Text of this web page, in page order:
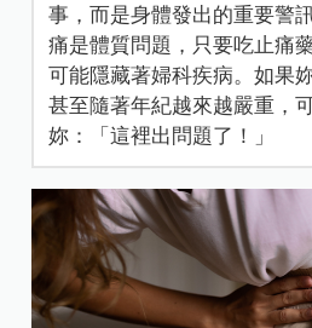
事，而是身體發出的重要警
痛是體質問題，只要吃止痛
可能隱藏著婦科疾病。如果
甚至隨著年紀越來越嚴重，
妳：「這裡出問題了！」